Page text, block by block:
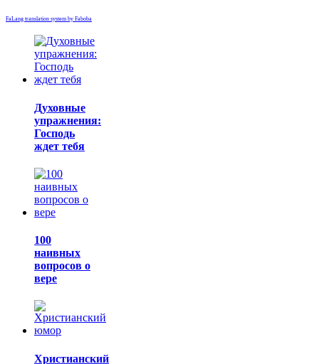
FaLang translation system by Faboba
Духовные
упражнения:
Господь
ждет тебя
100
наивных
вопросов о
вере
Христианский